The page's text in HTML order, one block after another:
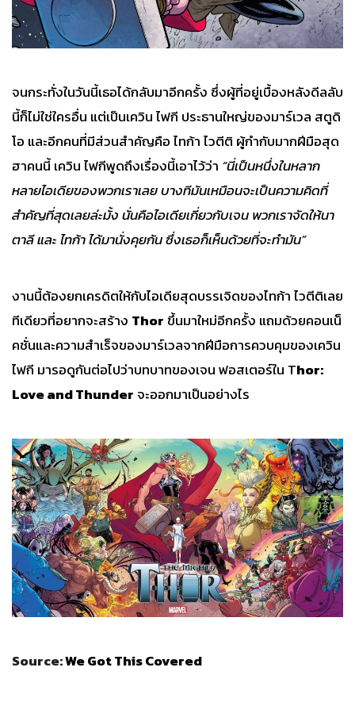
จนกระทั่งในวันนี้เธอได้กลับมาอีกครั้ง ซึ่งผู้ที่อยู่เบื้องหลังดีลลับ
นี้ก็ไม่ใช่ใครอื่น แต่เป็นเควิน ไฟกี ประธานใหญ่ของมาร์เวล สตูดิ
โอ และอีกคนที่มีส่วนสำคัญคือ ไทก้า ไวตีติ ผู้กำกับมากฝีมือสุด
ฮาคนนี้ เควิน ไฟกีพูดถึงเรื่องนี้เอาไว้ว่า “นี่เป็นหนึ่งในหลาก
หลายไอเดียของพวกเราเลย บางทีมันเหมือนจะเป็นความคิดที่
สำคัญที่สุดเลยล่ะมั้ง นั่นคือไอเดียเกี่ยวกับเจน พวกเราจัดให้นา
ตาลี และ ไทก้า ได้มานั่งคุยกัน ซึ่งเธอก็เห็นด้วยที่จะทำมัน”
งานนี้ต้องยกเครดิตให้กับไอเดียสุดบรรเจิดของไทก้า ไวตีติเลย
ทีเดียวที่อยากจะสร้าง Thorขึ้นมาใหม่อีกครั้ง แถมด้วยคอนเน็
คชั่นและความสำเร็จของมาร์เวลจากฝีมือการควบคุมของเควิน
ไฟกี มารอดูกันต่อไปว่าบทบาทของเจน ฟอสเตอร์ใน Thor:
Love and Thunderจะออกมาเป็นอย่างไร
Source:We Got This Covered